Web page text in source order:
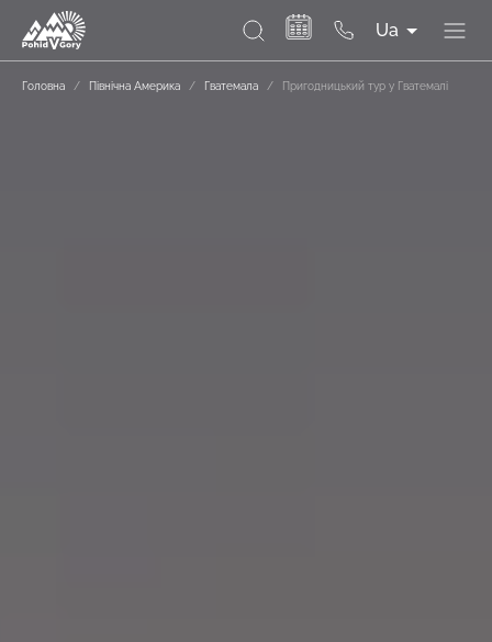
Ua
Головна / Північна Америка / Гватемала / Пригодницький тур у Гватемалі